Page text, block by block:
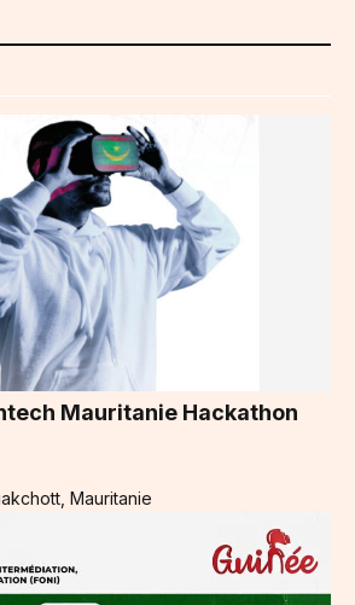
Mauritanie Hackathon
Mauritanie